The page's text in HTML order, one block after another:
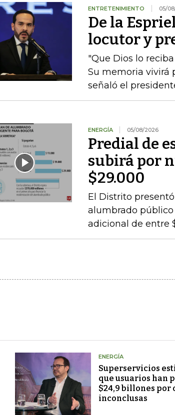
ENTRETENIMIENTO 05/
De la
locutor y
"Que Dios lo
Su memoria vivirá
señaló el
ENERGÍA 05/08/2026
Predial de
subirá por
$29.000
El Distrito
alumbrado
adicional de entre
ENERGÍA
Superservicios
que usuarios han
$24,9 billones por
inconclusas